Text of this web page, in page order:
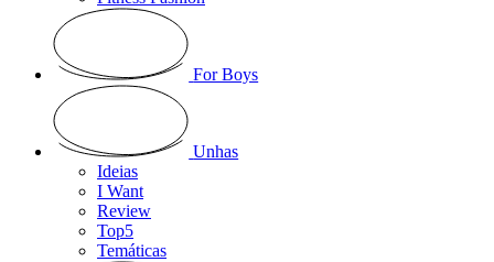
For Boys
Unhas
Ideias
I Want
Review
Top5
Temáticas